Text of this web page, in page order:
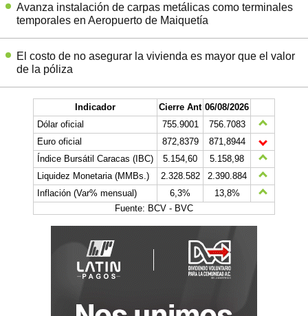
Avanza instalación de carpas metálicas como terminales
temporales en Aeropuerto de Maiquetía
El costo de no asegurar la vivienda es mayor que el valor
de la póliza
Indicador Cierre Ant 06/08/2026
Dólar oficial
755.9001
756.7083
Euro oficial
872,8379
871,8944
Índice Bursátil Caracas (IBC)
5.154,60
5.158,98
Liquidez Monetaria (MMBs.)
2.328.582
2.390.884
Inflación (Var% mensual)
6,3%
13,8%
Fuente: BCV - BVC